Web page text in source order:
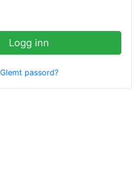
Logg inn
Glemt passord?